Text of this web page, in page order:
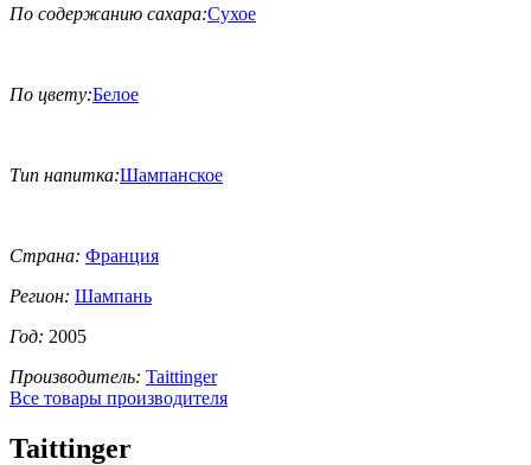
По содержанию сахара:Сухое
По цвету:Белое
Тип напитка:Шампанское
Страна: Франция
Регион: Шампань
Год: 2005
Производитель: Taittinger
Все товары производителя
Taittinger